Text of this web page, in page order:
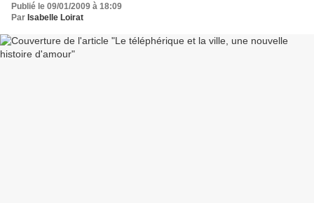
Publié le 09/01/2009 à 18:09
Par Isabelle Loirat